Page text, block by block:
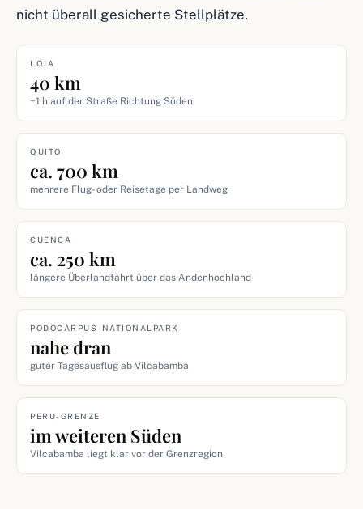
nicht überall gesicherte Stellplätze.
LOJA
40 km
~1 h auf der Straße Richtung Süden
QUITO
ca. 700 km
mehrere Flug- oder Reisetage per Landweg
CUENCA
ca. 250 km
längere Überlandfahrt über das Andenhochland
PODOCARPUS-NATIONALPARK
nahe dran
guter Tagesausflug ab Vilcabamba
PERU-GRENZE
im weiteren Süden
Vilcabamba liegt klar vor der Grenzregion